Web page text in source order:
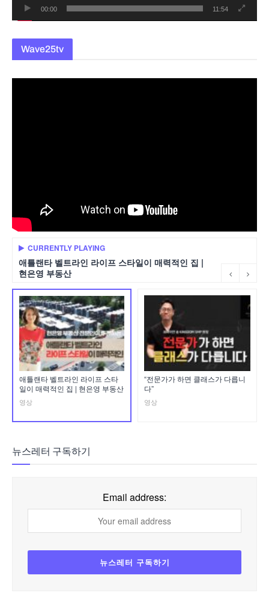
00:00 11:54
Wave25tv
CURRENTLY PLAYING
애틀랜타 벨트라인 라이프 스타일이 매력적인 집 |
현은영 부동산
애틀랜타 벨트라인 라이프 스타
일이 매력적인 집 | 현은영 부동산
영상
“전문가가 하면 클래스가 다릅니
다”
영상
뉴스레터 구독하기
Email address: